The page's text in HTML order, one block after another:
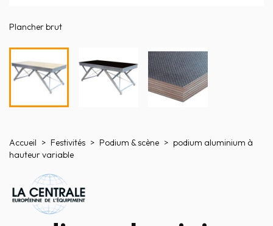
Plancher brut
Accueil Festivités Podium & scène
podium aluminium à
hauteur variable